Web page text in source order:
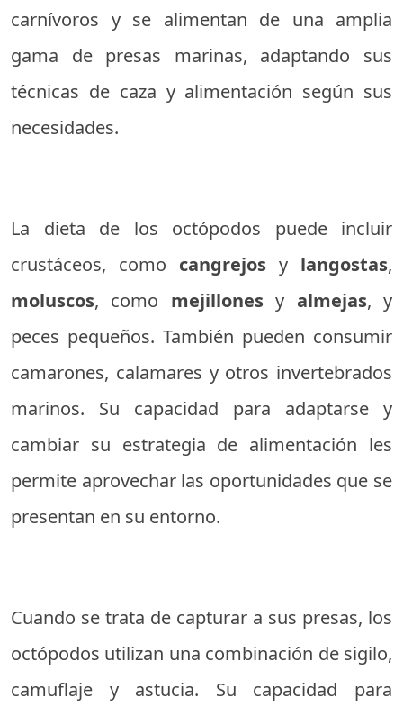
carnívoros y se alimentan de una amplia
gama de presas marinas, adaptando sus
técnicas de caza y alimentación según sus
necesidades.
La dieta de los octópodos puede incluir
crustáceos, como cangrejos y langostas,
moluscos, como mejillonesy almejas, y
peces pequeños. También pueden consumir
camarones, calamares y otros invertebrados
marinos. Su capacidad para adaptarse y
cambiar su estrategia de alimentación les
permite aprovechar las oportunidades que se
presentan en su entorno.
Cuando se trata de capturar a sus presas, los
octópodos utilizan una combinación de sigilo,
camuflaje y astucia. Su capacidad para